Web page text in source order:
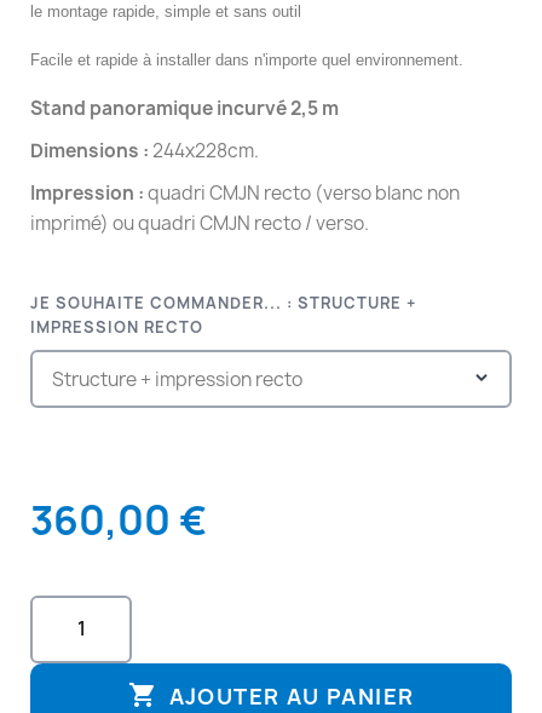
le montage rapide, simple et sans outil
Facile et rapide à installer dans n'importe quel environnement.
Stand panoramique incurvé 2,5 m
Dimensions :244x228cm.
Impression :quadri CMJN recto (verso blanc non
imprimé) ou quadri CMJN recto / verso.
JE SOUHAITE COMMANDER... : STRUCTURE +
IMPRESSION RECTO
360,00 €
 AJOUTER AU PANIER